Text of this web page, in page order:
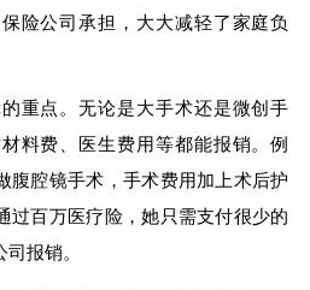
险公司承担，大大减轻了家庭负
重点。无论是大手术还是微创手
料费、医生费用等都能报销。例
腹腔镜手术，手术费用加上术后护
过百万医疗险，她只需支付很少的
报销。